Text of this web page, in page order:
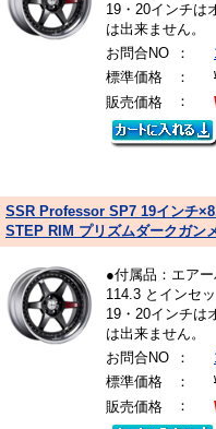
19・20インチは
は出来ません。
お問合NO
：
標準価格
：
販売価格
：
SSR Professor SP7 19インチ
STEP RIM プリズムダークガン
●付属品：エア
114.3 とインセ
19・20インチは
は出来ません。
お問合NO
：
標準価格
：
販売価格
：